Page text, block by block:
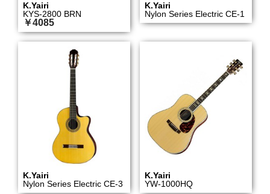
K.Yairi
KYS-2800 BRN
￥4085
K.Yairi
Nylon Series Electric CE-1
K.Yairi
Nylon Series Electric CE-3
K.Yairi
YW-1000HQ